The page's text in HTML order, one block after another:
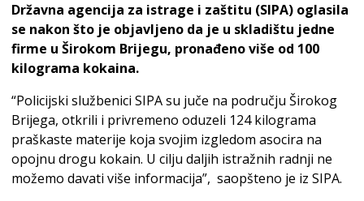
Državna agencija za istrage i zaštitu (SIPA) oglasila
se nakon što je objavljeno da je u skladištu jedne
firme u Širokom Brijegu, pronađeno više od 100
kilograma kokaina.
“Policijski službenici SIPA su juče na području Širokog
Brijega, otkrili i privremeno oduzeli 124 kilograma
praškaste materije koja svojim izgledom asocira na
opojnu drogu kokain. U cilju daljih istražnih radnji ne
možemo davati više informacija”, saopšteno je iz SIPA.